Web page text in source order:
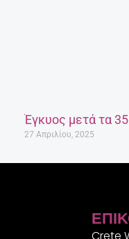
Έγκυος μετά τα
27 Απριλίου, 2025